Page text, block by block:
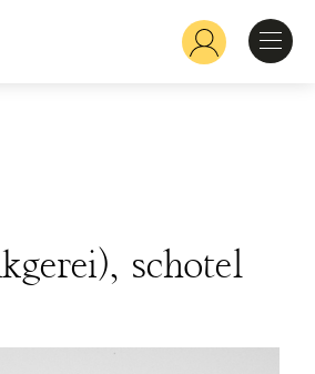
Hoofdnavigatie
schotel